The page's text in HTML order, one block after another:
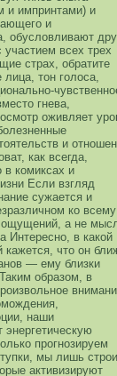
и импринтами) и
и
обусловливают
участием всех трех
страх, обратите
тон голоса,
гнева,
оживляет
и
как всегда,
в комиксах и
Если взгляд
сужается и
ко всему
ощущений, а не
Интересно, в какой
кажется, что он
— ему близки
Таким образом, в
наши
энергетическую
прогнозируем
мы лишь
активизируют